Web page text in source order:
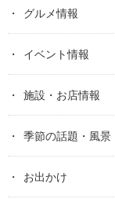
グルメ情報
イベント情報
施設・お店情報
季節の話題・風景
お出かけ